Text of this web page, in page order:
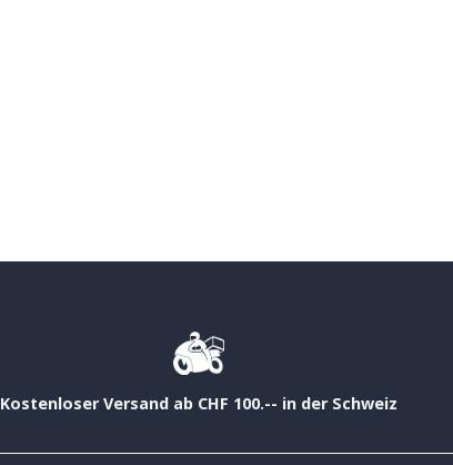
Kostenloser Versand ab CHF 100.-- in der Schweiz